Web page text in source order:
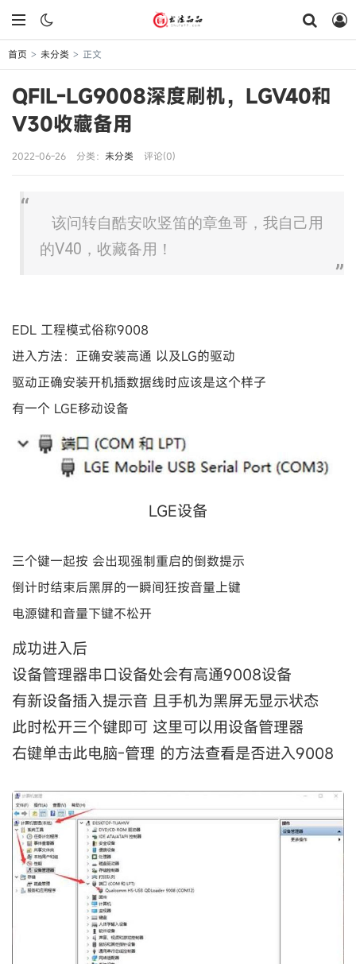
首页 > 未分类 > 正文
QFIL-LG9008深度刷机，LGV40和
V30收藏备用
2022-06-26 分类： 未分类 评论(0)
该问转自酷安吹竖笛的章鱼哥，我自己用
的V40，收藏备用！
EDL 工程模式俗称9008
进入方法：正确安装高通 以及LG的驱动
驱动正确安装开机插数据线时应该是这个样子
有一个 LGE移动设备
LGE设备
三个键一起按 会出现强制重启的倒数提示
倒计时结束后黑屏的一瞬间狂按音量上键
电源键和音量下键不松开
成功进入后
设备管理器串口设备处会有高通9008设备
有新设备插入提示音 且手机为黑屏无显示状态
此时松开三个键即可 这里可以用设备管理器
右键单击此电脑-管理 的方法查看是否进入9008